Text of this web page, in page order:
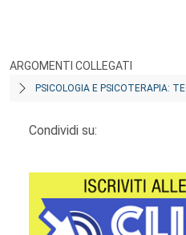
ARGOMENTI COLLEGATI
PSICOLOGIA E PSICOTERAPIA:
Condividi su: